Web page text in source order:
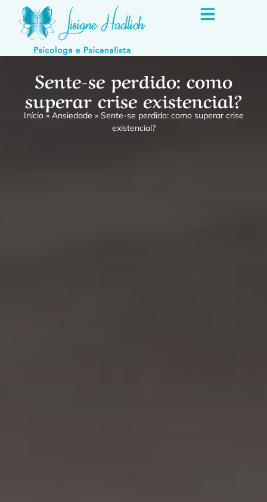
Sente-se perdido: como
superar crise existencial?
Início» Ansiedade » Sente-se perdido: como superar crise
existencial?